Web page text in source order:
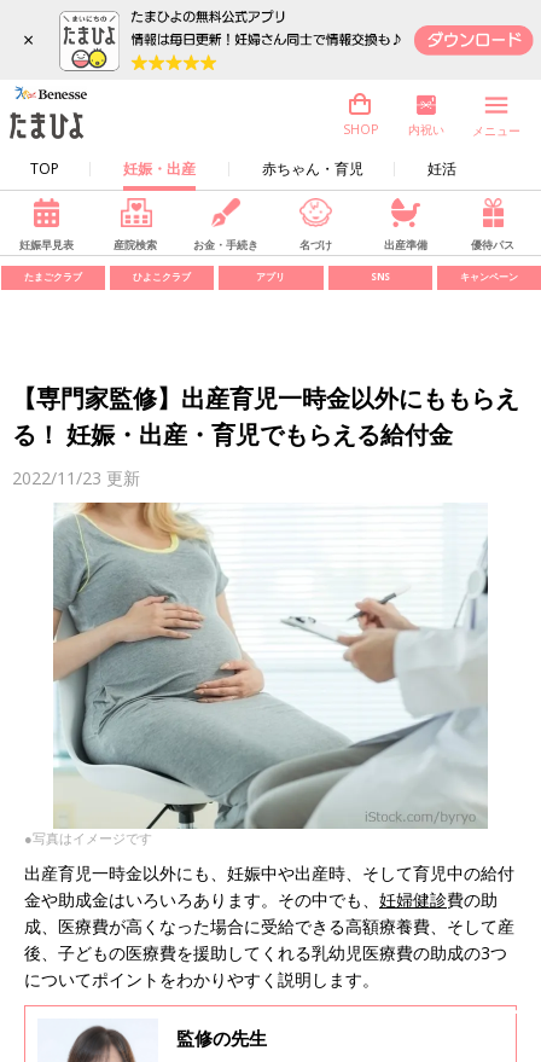
×
TOP 妊娠・出産 赤ちゃん・育児 妊活
SHOP 内祝い メニュー
妊娠早見表 産院検索 お金・手続き 名づけ 出産準備 優待パス
たまごクラブ ひよこクラブ アプリ SNS キャンペーン
【専門家監修】出産育児一時金以外にももらえ
る！ 妊娠・出産・育児でもらえる給付金
2022/11/23 更新
●写真はイメージです
出産育児一時金以外にも、妊娠中や出産時、そして育児中の給付
金や助成金はいろいろあります。その中でも、 妊婦健診費の助
成、医療費が高くなった場合に受給できる高額療養費、そして産
後、子どもの医療費を援助してくれる乳幼児医療費の助成の3つ
についてポイントをわかりやすく説明します。
監修の先生